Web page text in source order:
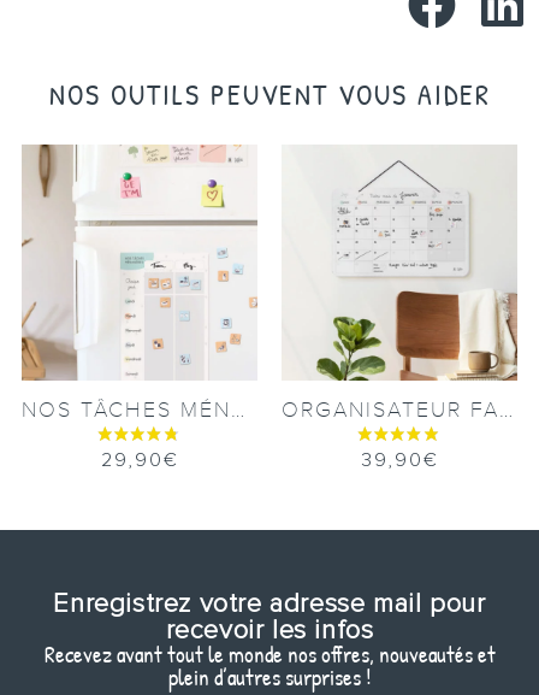
NOS OUTILS PEUVENT VOUS AIDER
NOS TÂCHES MÉNAGÈRES
29,90€
ORGANISATEUR FAMILIAL MENSUEL
39,90€
Enregistrez votre adresse mail pour
recevoir les infos
Recevez avant tout le monde nos offres, nouveautés et
plein d’autres surprises !